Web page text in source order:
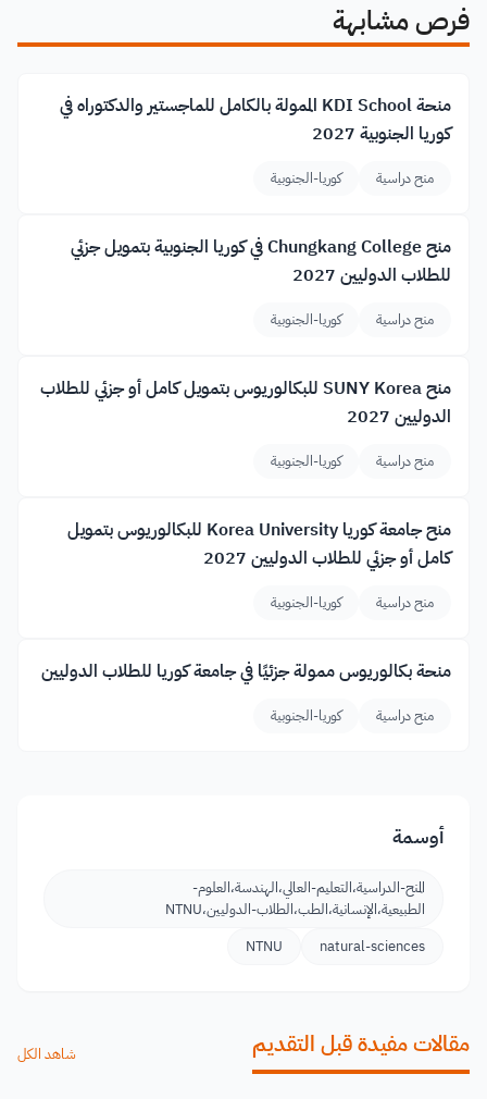
فرص مشابهة
منحة KDI School الممولة بالكامل للماجستير والدكتوراه في
كوريا الجنوبية 2027
منح دراسية كوريا-الجنوبية
منح Chungkang College في كوريا الجنوبية بتمويل جزئي
للطلاب الدوليين 2027
منح دراسية كوريا-الجنوبية
منح SUNY Korea للبكالوريوس بتمويل كامل أو جزئي للطلاب
الدوليين 2027
منح دراسية كوريا-الجنوبية
منح جامعة كوريا Korea University للبكالوريوس بتمويل
كامل أو جزئي للطلاب الدوليين 2027
منح دراسية كوريا-الجنوبية
منحة بكالوريوس ممولة جزئيًا في جامعة كوريا للطلاب الدوليين
منح دراسية كوريا-الجنوبية
أوسمة
المنح-الدراسية،التعليم-العالي،الهندسة،العلوم-
الطبيعية،الإنسانية،الطب،الطلاب-الدوليين،NTNU
natural-sciences
NTNU
مقالات مفيدة قبل التقديم شاهد الكل